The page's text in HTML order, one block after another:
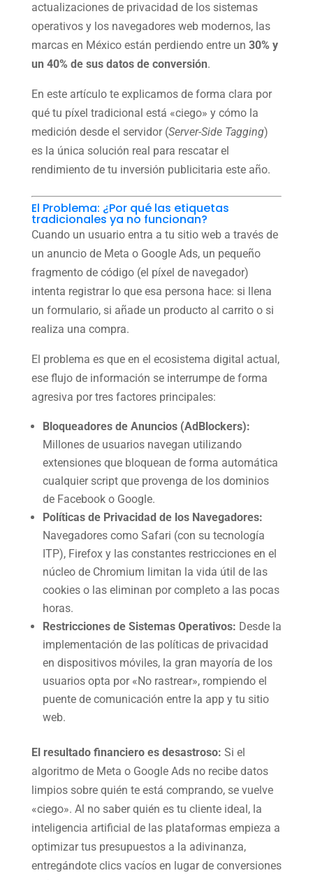
actualizaciones de privacidad de los sistemas
operativos y los navegadores web modernos, las
marcas en México están perdiendo entre un 30% y
un 40% de sus datos de conversión.
En este artículo te explicamos de forma clara por
qué tu píxel tradicional está «ciego» y cómo la
medición desde el servidor (Server-Side Tagging)
es la única solución real para rescatar el
rendimiento de tu inversión publicitaria este año.
El Problema: ¿Por qué las etiquetas
tradicionales ya no funcionan?
Cuando un usuario entra a tu sitio web a través de
un anuncio de Meta o Google Ads, un pequeño
fragmento de código (el píxel de navegador)
intenta registrar lo que esa persona hace: si llena
un formulario, si añade un producto al carrito o si
realiza una compra.
El problema es que en el ecosistema digital actual,
ese flujo de información se interrumpe de forma
agresiva por tres factores principales:
Bloqueadores de Anuncios (AdBlockers):
Millones de usuarios navegan utilizando
extensiones que bloquean de forma automática
cualquier script que provenga de los dominios
de Facebook o Google.
Políticas de Privacidad de los Navegadores:
Navegadores como Safari (con su tecnología
ITP), Firefox y las constantes restricciones en el
núcleo de Chromium limitan la vida útil de las
cookies o las eliminan por completo a las pocas
horas.
Restricciones de Sistemas Operativos: Desde la
implementación de las políticas de privacidad
en dispositivos móviles, la gran mayoría de los
usuarios opta por «No rastrear», rompiendo el
puente de comunicación entre la app y tu sitio
web.
El resultado financiero es desastroso: Si el
algoritmo de Meta o Google Ads no recibe datos
limpios sobre quién te está comprando, se vuelve
«ciego». Al no saber quién es tu cliente ideal, la
inteligencia artificial de las plataformas empieza a
optimizar tus presupuestos a la adivinanza,
entregándote clics vacíos en lugar de conversiones